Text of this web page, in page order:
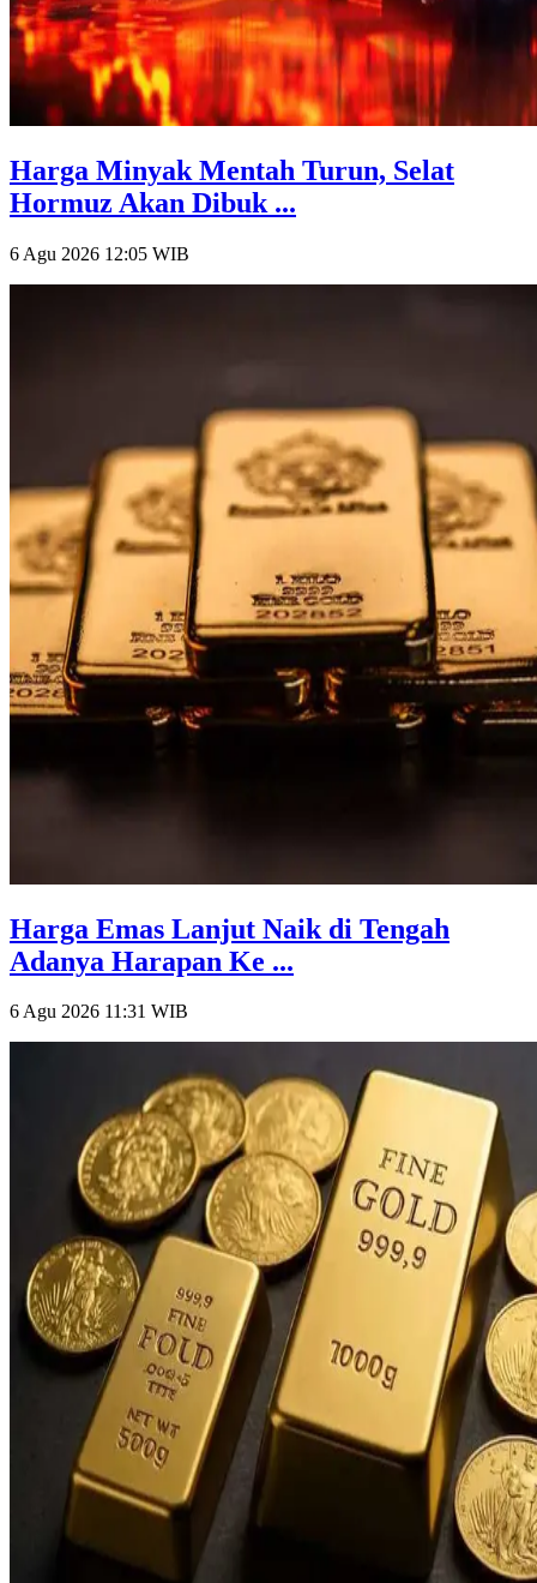
Harga Minyak Mentah Turun, Selat
Hormuz Akan Dibuk ...
6 Agu 2026 12:05 WIB
Harga Emas Lanjut Naik di Tengah
Adanya Harapan Ke ...
6 Agu 2026 11:31 WIB